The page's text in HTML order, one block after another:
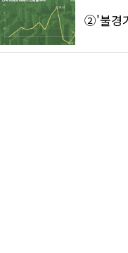
②'불경